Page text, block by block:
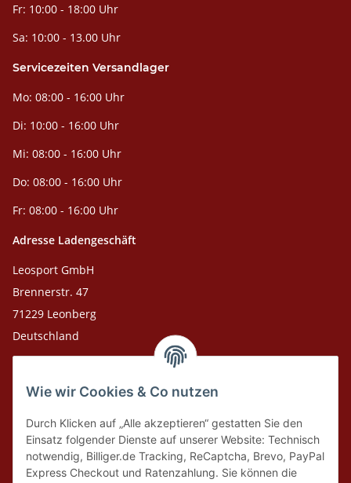
Wie wir Cookies & Co nutzen
Durch Klicken auf „Alle akzeptieren“ gestatten Sie den
Einsatz folgender Dienste auf unserer Website: Technisch
notwendig, Billiger.de Tracking, ReCaptcha, Brevo, PayPal
Express Checkout und Ratenzahlung. Sie können die
Fr: 10:00 - 18:00 Uhr
Sa: 10:00 - 13.00 Uhr
Servicezeiten Versandlager
Mo: 08:00 - 16:00 Uhr
Di: 10:00 - 16:00 Uhr
Mi: 08:00 - 16:00 Uhr
Do: 08:00 - 16:00 Uhr
Fr: 08:00 - 16:00 Uhr
Adresse Ladengeschäft
Leosport GmbH
Brennerstr. 47
71229 Leonberg
Deutschland
Leosport GmbH
75378 Bad Liebenzell